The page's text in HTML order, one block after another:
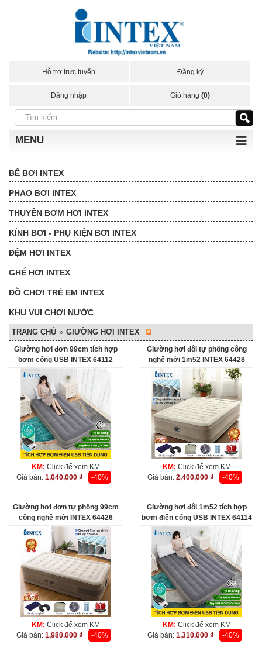
Hỗ trợ trực tuyến Đăng ký
Đăng nhập Giỏ hàng(0)
MENU
BỂ BƠI INTEX
PHAO BƠI INTEX
THUYỀN BƠM HƠI INTEX
KÍNH BƠI - PHỤ KIỆN BƠI INTEX
ĐỆM HƠI INTEX
GHẾ HƠI INTEX
ĐỒ CHƠI TRẺ EM INTEX
KHU VUI CHƠI NƯỚC
TRANG CHỦ » GIƯỜNG HƠI INTEX
Giường hơi đơn 99cm tích hợp
bơm cổng USB INTEX 64112
KM: Click để xem KM
Giá bán: 1,040,000 ₫ -40%
Giường hơi đôi tự phồng công
nghệ mới 1m52 INTEX 64428
KM: Click để xem KM
Giá bán: 2,400,000 ₫ -40%
Giường hơi đơn tự phồng 99cm
công nghệ mới INTEX 64426
KM: Click để xem KM
Giá bán: 1,980,000 ₫ -40%
Giường hơi đôi 1m52 tích hợp
bơm điện cổng USB INTEX 64114
KM: Click để xem KM
Giá bán: 1,310,000 ₫ -40%